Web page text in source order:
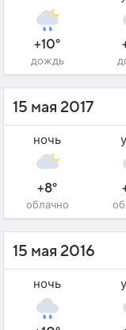
+10°
дождь
15 мая 2017
ночь
+8°
облачно
15 мая 2016
ночь